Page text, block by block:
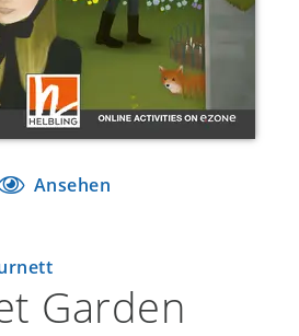
Ansehen
Garden